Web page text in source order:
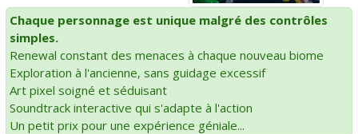
Chaque personnage est unique malgré des contrôles
simples.
Renewal constant des menaces à chaque nouveau biome
Exploration à l'ancienne, sans guidage excessif
Art pixel soigné et séduisant
Soundtrack interactive qui s'adapte à l'action
Un petit prix pour une expérience géniale...